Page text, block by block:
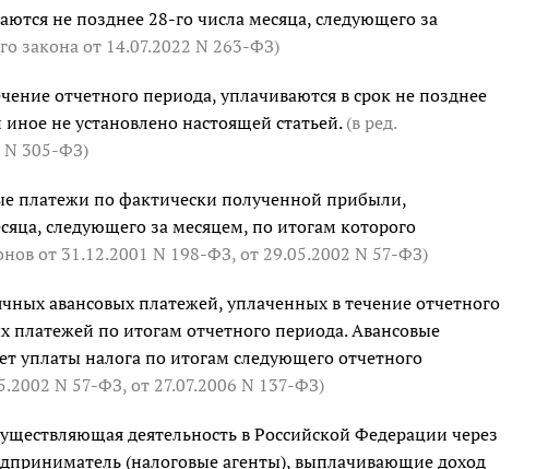
не позднее 28-го числа месяца, следующего за
законаот 14.07.2022 N 263-ФЗ)
отчетного периода, уплачиваются в срок не позднее
не установлено настоящей статьей. (в ред.
N 305-ФЗ)
платежи по фактически полученной прибыли,
следующего за месяцем, по итогам которого
от 31.12.2001 N 198-ФЗ, от 29.05.2002 N 57-ФЗ)
авансовых платежей, уплаченных в течение отчетного
платежей по итогам отчетного периода. Авансовые
уплаты налога по итогам следующего отчетного
N 57-ФЗ, от 27.07.2006 N 137-ФЗ)
деятельность в Российской Федерации через
(налоговые агенты), выплачивающие доход